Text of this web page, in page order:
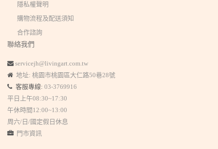
隱私權聲明
購物流程及配送須知
合作諮詢
聯絡我們
servicejh@livingart.com.tw
地址: 桃園市桃園區大仁路50巷28號
客服專線: 03-3769916
平日上午08:30~17:30
午休時間12:00~13:00
周六/日/國定假日休息
門市資訊